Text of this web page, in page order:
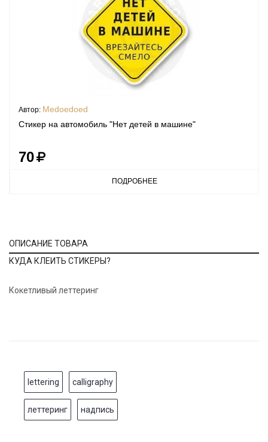
Автор: Medoedoed
Стикер на автомобиль "Нет детей в машине"
70
ПОДРОБНЕЕ
ОПИСАНИЕ ТОВАРА
КУДА КЛЕИТЬ СТИКЕРЫ?
Кокетливый леттеринг
lettering calligraphy
леттеринг надпись